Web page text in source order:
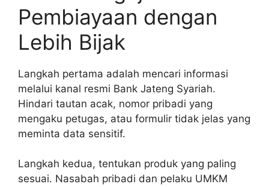
Pembiayaan dengan
Lebih Bijak
Langkah pertama adalah mencari informasi
melalui kanal resmi Bank Jateng Syariah.
Hindari tautan acak, nomor pribadi yang
mengaku petugas, atau formulir tidak jelas yang
meminta data sensitif.
Langkah kedua, tentukan produk yang paling
sesuai. Nasabah pribadi dan pelaku UMKM